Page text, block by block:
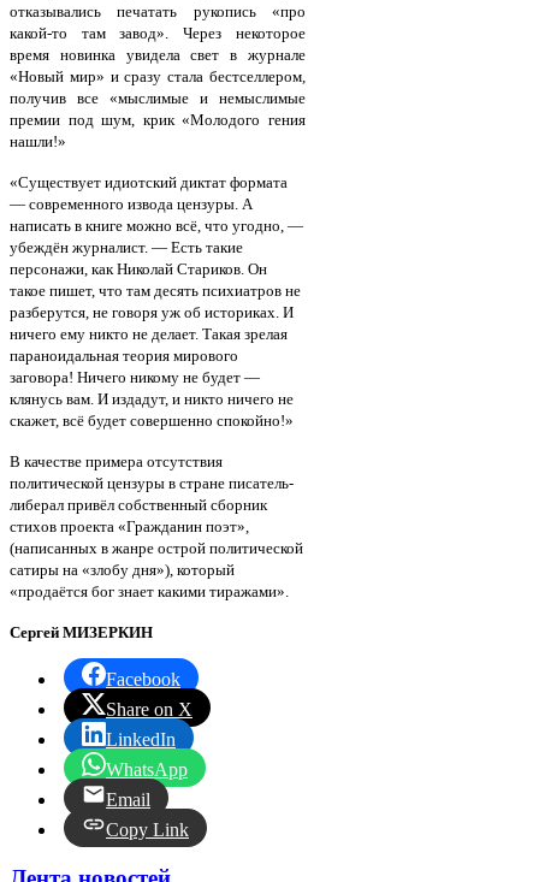
отказывались печатать рукопись «про
какой-то там завод». Через некоторое
время новинка увидела свет в журнале
«Новый мир» и сразу стала бестселлером,
получив все «мыслимые и немыслимые
премии под шум, крик «Молодого гения
нашли!»
«Существует идиотский диктат формата
— современного извода цензуры. А
написать в книге можно всё, что угодно, —
убеждён журналист. — Есть такие
персонажи, как Николай Стариков. Он
такое пишет, что там десять психиатров не
разберутся, не говоря уж об историках. И
ничего ему никто не делает. Такая зрелая
параноидальная теория мирового
заговора! Ничего никому не будет —
клянусь вам. И издадут, и никто ничего не
скажет, всё будет совершенно спокойно!»
В качестве примера отсутствия
политической цензуры в стране писатель-
либерал привёл собственный сборник
стихов проекта «Гражданин поэт»,
(написанных в жанре острой политической
сатиры на «злобу дня»), который
«продаётся бог знает какими тиражами».
Сергей МИЗЕРКИН
Facebook
Share on X
LinkedIn
WhatsApp
Email
Copy Link